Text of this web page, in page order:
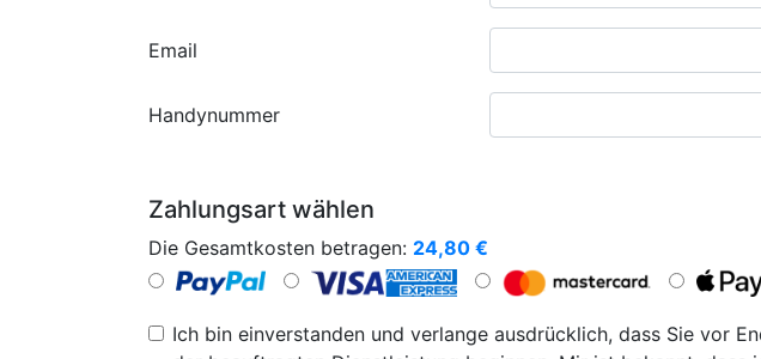
Email
Handynummer
Zahlungsart wählen
Die Gesamtkosten betragen: 24,80 €
Ich bin einverstanden und verlange ausdrücklich, dass Sie vor